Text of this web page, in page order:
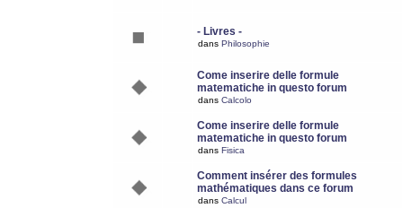
- Livres -
dans Philosophie
Come inserire delle formule
matematiche in questo forum
dans Calcolo
Come inserire delle formule
matematiche in questo forum
dans Fisica
Comment insérer des formules
mathématiques dans ce forum
dans Calcul